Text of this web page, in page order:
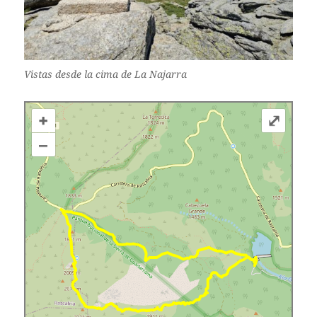
Vistas desde la cima de La Najarra
+
–
⤢